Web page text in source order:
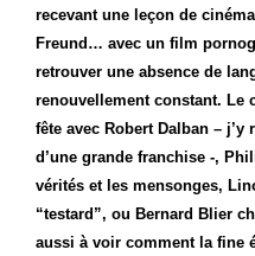
recevant une leçon de
Freund… avec un film
retrouver une absence de
renouvellement constant. Le
fête avec Robert Dalban –
d’une grande franchise -,
vérités et les mensonges,
“testard”, ou Bernard Blier
aussi à voir comment la fine